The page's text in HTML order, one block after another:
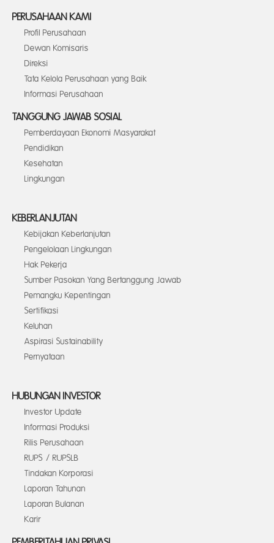
PERUSAHAAN KAMI
Profil Perusahaan
Dewan Komisaris
Direksi
Tata Kelola Perusahaan yang Baik
Informasi Perusahaan
TANGGUNG JAWAB SOSIAL
Pemberdayaan Ekonomi Masyarakat
Pendidikan
Kesehatan
Lingkungan
KEBERLANJUTAN
Kebijakan Keberlanjutan
Pengelolaan Lingkungan
Hak Pekerja
Sumber Pasokan Yang Bertanggung Jawab
Pemangku Kepentingan
Sertifikasi
Keluhan
Aspirasi Sustainability
Pernyataan
HUBUNGAN INVESTOR
Investor Update
Informasi Produksi
Rilis Perusahaan
RUPS / RUPSLB
Tindakan Korporasi
Laporan Tahunan
Laporan Bulanan
Karir